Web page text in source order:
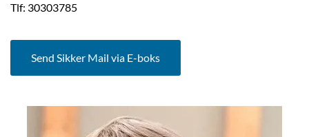
Tlf: 30303785
Send Sikker Mail via E-boks